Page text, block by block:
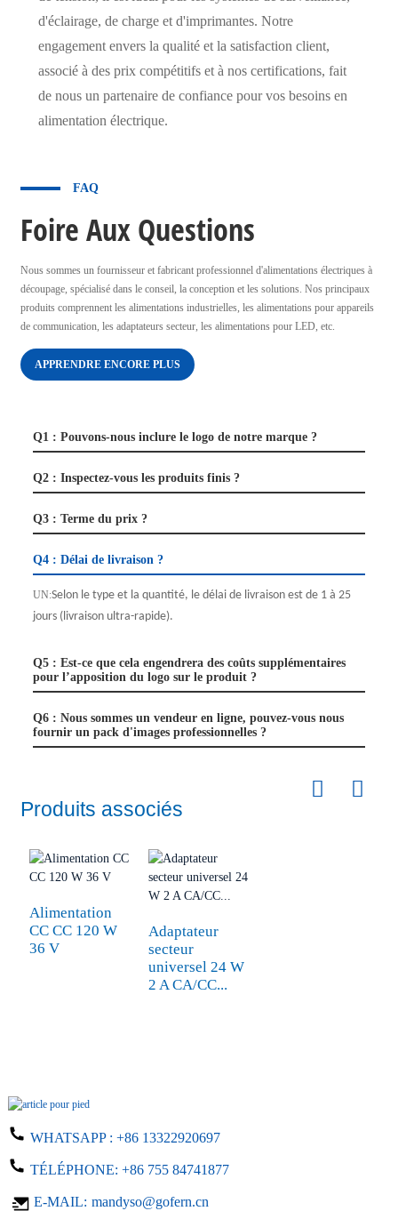
d'éclairage, de charge et d'imprimantes. Notre
engagement envers la qualité et la satisfaction client,
associé à des prix compétitifs et à nos certifications, fait
de nous un partenaire de confiance pour vos besoins en
alimentation électrique.
FAQ
Foire Aux Questions
Nous sommes un fournisseur et fabricant professionnel d'alimentations électriques à
découpage, spécialisé dans le conseil, la conception et les solutions. Nos principaux
produits comprennent les alimentations industrielles, les alimentations pour appareils
de communication, les adaptateurs secteur, les alimentations pour LED, etc.
APPRENDRE ENCORE PLUS
Q1 : Pouvons-nous inclure le logo de notre marque ?
Q2 : Inspectez-vous les produits finis ?
Q3 : Terme du prix ?
Q4 : Délai de livraison ?
UN:Selon le type et la quantité, le délai de livraison est de 1 à 25
jours (livraison ultra-rapide).
Q5 : Est-ce que cela engendrera des coûts supplémentaires
pour l’apposition du logo sur le produit ?
Q6 : Nous sommes un vendeur en ligne, pouvez-vous nous
fournir un pack d'images professionnelles ?
Produits associés
Alimentation
CC CC 120 W
36 V
Adaptateur
secteur
universel 24 W
2 A CA/CC...
WHATSAPP : +86 13322920697
TÉLÉPHONE: +86 755 84741877
E-MAIL: mandyso@gofern.cn